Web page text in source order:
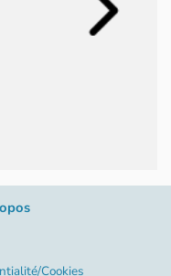
Cookies